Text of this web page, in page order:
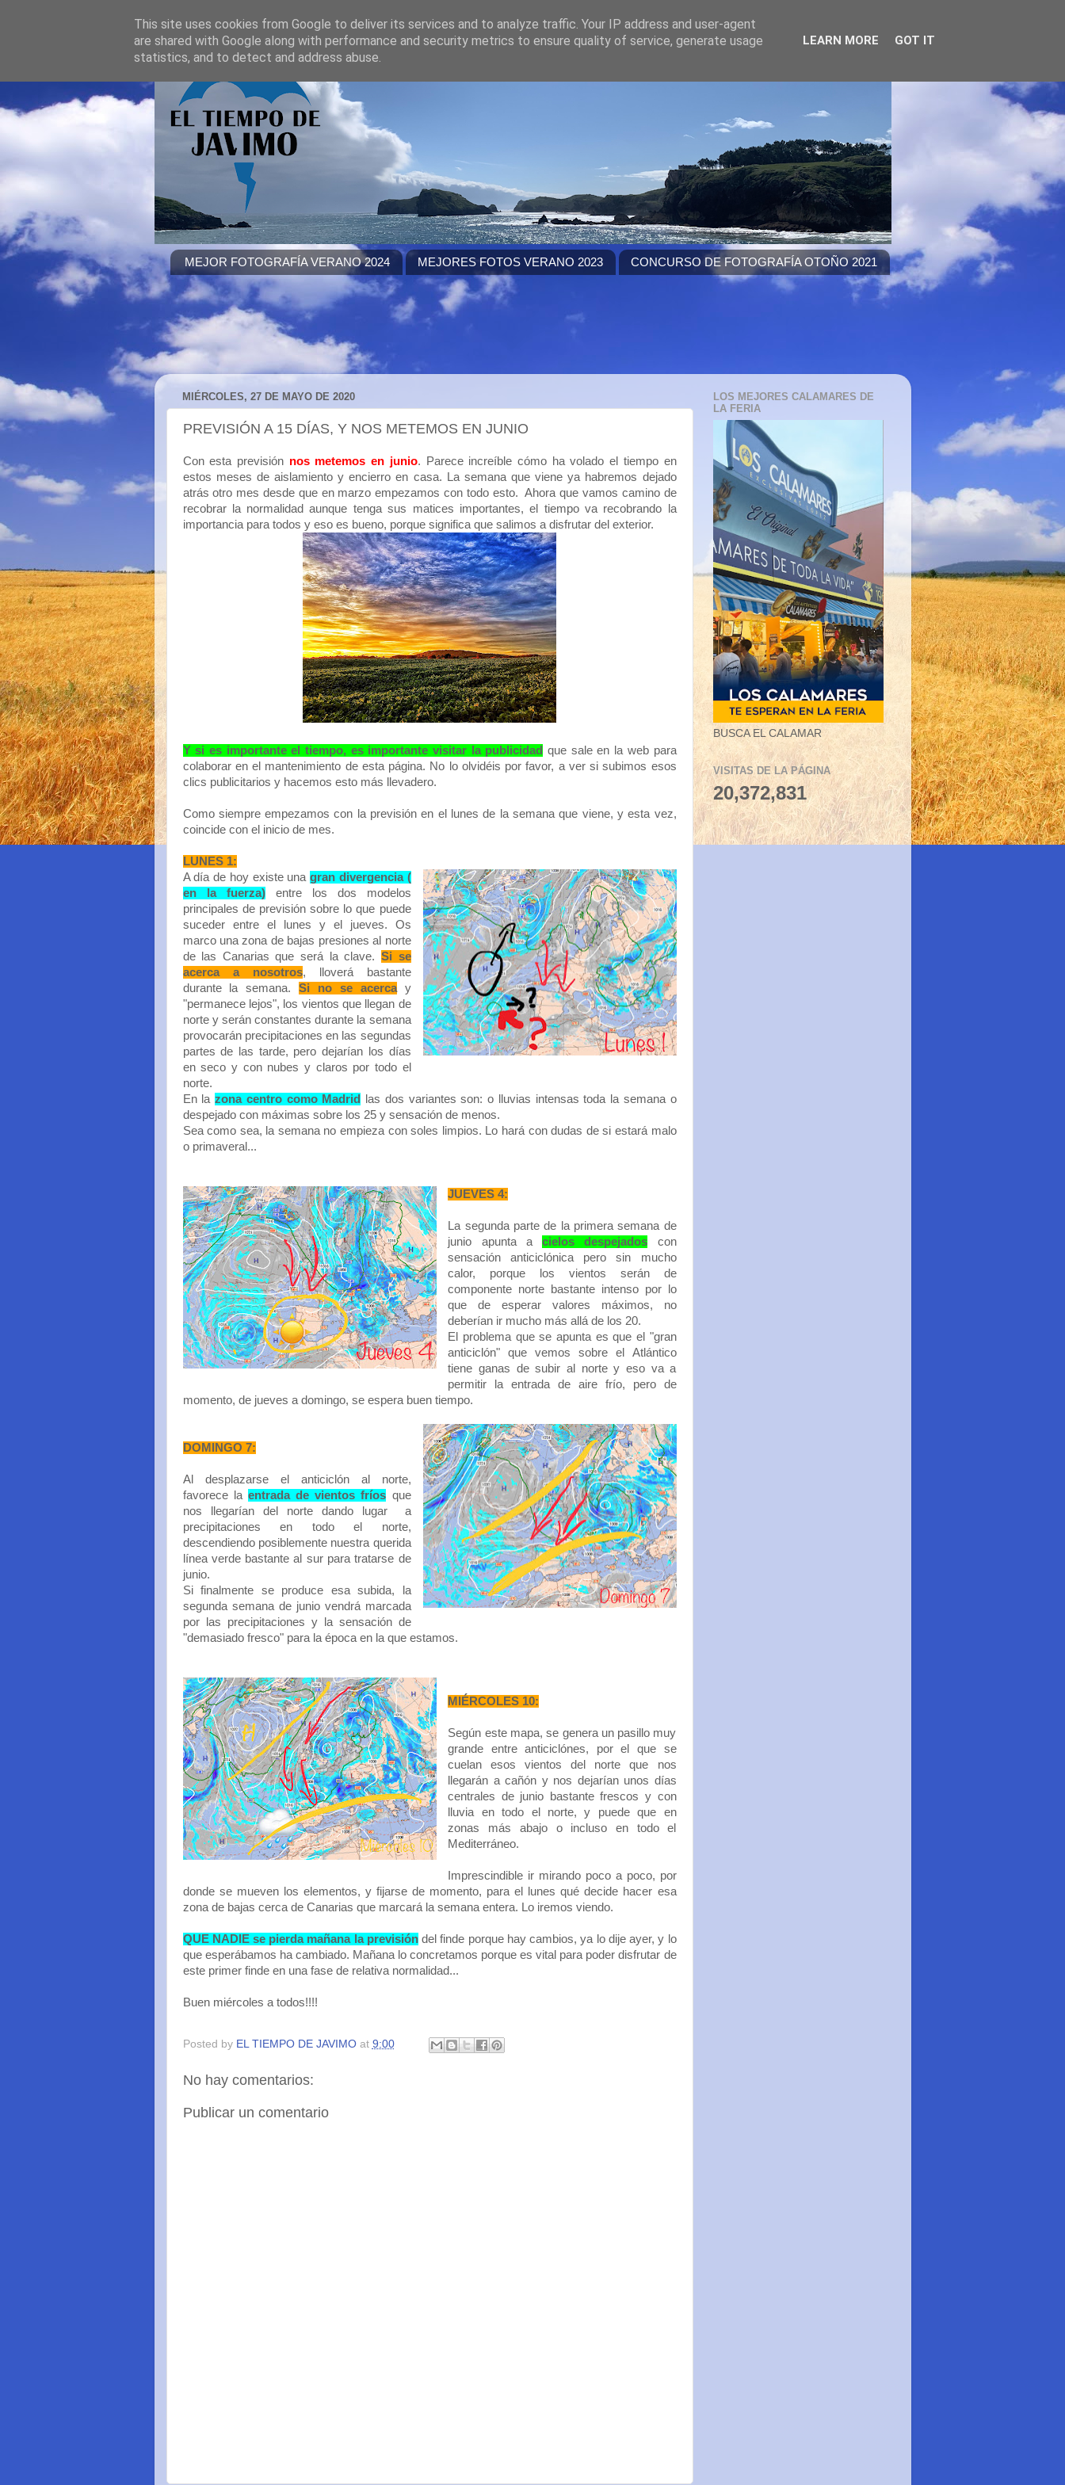
MEJOR FOTOGRAFÍA VERANO 2024 MEJORES FOTOS VERANO 2023 CONCURSO DE FOTOGRAFÍA OTOÑO 2021
MIÉRCOLES, 27 DE MAYO DE 2020
PREVISIÓN A 15 DÍAS, Y NOS METEMOS EN JUNIO
Con esta previsión nos metemos en junio. Parece increíble cómo ha volado el tiempo en
estos meses de aislamiento y encierro en casa. La semana que viene ya habremos dejado
atrás otro mes desde que en marzo empezamos con todo esto. Ahora que vamos camino de
recobrar la normalidad aunque tenga sus matices importantes, el tiempo va recobrando la
importancia para todos y eso es bueno, porque significa que salimos a disfrutar del exterior.
Y si es importante el tiempo, es importante visitar la publicidad que sale en la web para
colaborar en el mantenimiento de esta página. No lo olvidéis por favor, a ver si subimos esos
clics publicitarios y hacemos esto más llevadero.
Como siempre empezamos con la previsión en el lunes de la semana que viene, y esta vez,
coincide con el inicio de mes.
LUNES 1:
A día de hoy existe unagran divergencia (
en la fuerza)entre los dos modelos
principales de previsión sobre lo que puede
suceder entre el lunes y el jueves. Os
marco una zona de bajas presiones al norte
de las Canarias que será la clave.Si se
acerca a nosotros, lloverá bastante
durante la semana.Si no se acercay
"permanece lejos", los vientos que llegan de
norte y serán constantes durante la semana
provocarán precipitaciones en las segundas
partes de las tarde, pero dejarían los días
en seco y con nubes y claros por todo el
norte.
En la zona centro como Madrid
las dos variantes son: o lluvias intensas toda la semana o
despejado con máximas sobre los 25 y sensación de menos.
Sea como sea, la semana no empieza con soles limpios. Lo hará con dudas de si estará malo
o primaveral...
JUEVES 4:
La segunda parte de la primera semana de
junio apunta acielos despejados con
sensación anticiclónica pero sin mucho
calor, porque los vientos serán de
componente norte bastante intenso por lo
que de esperar valores máximos, no
deberían ir mucho más allá de los 20.
El problema que se apunta es que el "gran
anticiclón" que vemos sobre el Atlántico
tiene ganas de subir al norte y eso va a
permitir la entrada de aire frío, pero de
momento, de jueves a domingo, se espera buen tiempo.
DOMINGO 7:
Al desplazarse el anticiclón al norte,
favorece la entrada de vientos fríos que
nos llegarían del norte dando lugar a
precipitaciones en todo el norte,
descendiendo posiblemente nuestra querida
línea verde bastante al sur para tratarse de
junio.
Si finalmente se produce esa subida, la
segunda semana de junio vendrá marcada
por las precipitaciones y la sensación de
"demasiado fresco" para la época en la que estamos.
MIÉRCOLES 10:
Según este mapa, se genera un pasillo muy
grande entre anticiclónes, por el que se
cuelan esos vientos del norte que nos
llegarán a cañón y nos dejarían unos días
centrales de junio bastante frescos y con
lluvia en todo el norte, y puede que en
zonas más abajo o incluso en todo el
Mediterráneo.
Imprescindible ir mirando poco a poco, por
donde se mueven los elementos, y fijarse de momento, para el lunes qué decide hacer esa
zona de bajas cerca de Canarias que marcará la semana entera. Lo iremos viendo.
QUE NADIE se pierda mañana la previsióndel finde porque hay cambios, ya lo dije ayer, y lo
que esperábamos ha cambiado. Mañana lo concretamos porque es vital para poder disfrutar de
este primer finde en una fase de relativa normalidad...
Buen miércoles a todos!!!!
Posted by EL TIEMPO DE JAVIMO at 9:00
No hay comentarios:
Publicar un comentario
LOS MEJORES CALAMARES DE
LA FERIA
BUSCA EL CALAMAR
VISITAS DE LA PÁGINA
20,372,831
This site uses cookies from Google to deliver its services and to analyze traffic. Your IP address and user-agent
are shared with Google along with performance and security metrics to ensure quality of service, generate usage
statistics, and to detect and address abuse.
LEARN MORE GOT IT